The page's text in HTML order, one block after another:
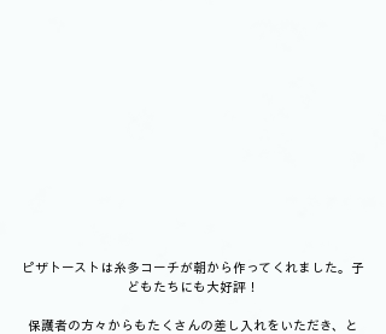
ピザトーストは糸多コーチが朝から作ってくれました。子
どもたちにも大好評！
保護者の方々からもたくさんの差し入れをいただき、と